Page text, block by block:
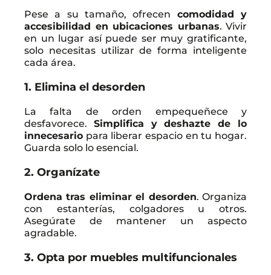
Pese a su tamaño, ofrecen comodidad y
accesibilidad en ubicaciones urbanas. Vivir
en un lugar así puede ser muy gratificante,
solo necesitas utilizar de forma inteligente
cada área.
1. Elimina el desorden
La falta de orden empequeñece y
desfavorece. Simplifica y deshazte de lo
innecesario para liberar espacio en tu hogar.
Guarda solo lo esencial.
2. Organízate
Ordena tras eliminar el desorden. Organiza
con estanterías, colgadores u otros.
Asegúrate de mantener un aspecto
agradable.
3. Opta por muebles multifuncionales